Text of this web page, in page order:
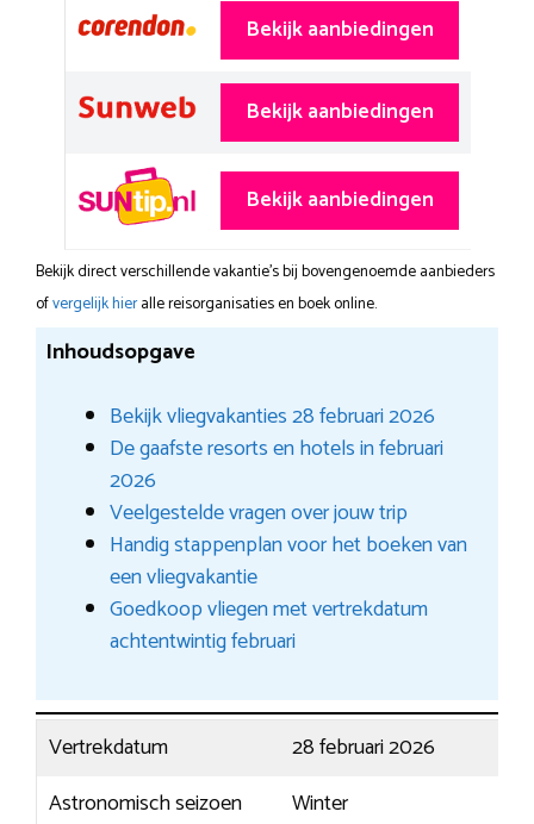
Bekijk aanbiedingen
Bekijk aanbiedingen
Bekijk aanbiedingen
Bekijk direct verschillende vakantie's bij bovengenoemde aanbieders
ofvergelijk hieralle reisorganisaties en boek online.
Inhoudsopgave
Bekijk vliegvakanties 28 februari 2026
De gaafste resorts en hotels in februari
2026
Veelgestelde vragen over jouw trip
Handig stappenplan voor het boeken van
een vliegvakantie
Goedkoop vliegen met vertrekdatum
achtentwintig februari
Vertrekdatum
28 februari 2026
Astronomisch seizoen
Winter